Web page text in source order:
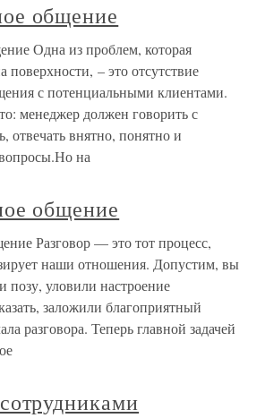
общение
Одна из проблем, которая
поверхности, – это отсутствие
с потенциальными клиентами.
менеджер должен говорить с
отвечать внятно, понятно и
на
общение
Разговор — это тот процесс,
наши отношения. Допустим, вы
позу, уловили настроение
заложили благоприятный
разговора. Теперь главной задачей